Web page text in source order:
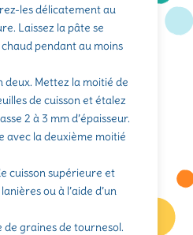
les délicatement au
Laissez la pâte se
pendant au moins
deux. Mettez la moitié de
de cuisson et étalez
2 à 3 mm d’épaisseur.
avec la deuxième moitié
cuisson supérieure et
ou à l’aide d’un
de graines de tournesol.